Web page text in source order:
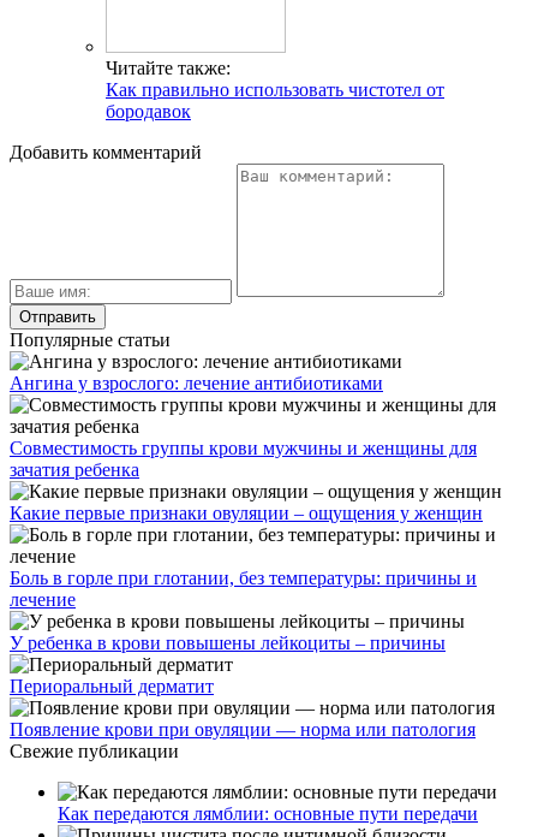
Читайте также:
Как правильно использовать чистотел от
бородавок
Добавить комментарий
Популярные статьи
Ангина у взрослого: лечение антибиотиками
Совместимость группы крови мужчины и женщины для
зачатия ребенка
Какие первые признаки овуляции – ощущения у женщин
Боль в горле при глотании, без температуры: причины и
лечение
У ребенка в крови повышены лейкоциты – причины
Периоральный дерматит
Появление крови при овуляции — норма или патология
Свежие публикации
Как передаются лямблии: основные пути передачи